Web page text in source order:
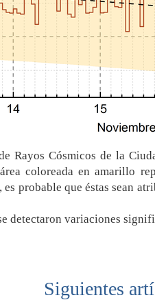
Rayos Cósmicos de la
coloreada en amarillo
probable que éstas sean
detectaron variaciones
Siguientes